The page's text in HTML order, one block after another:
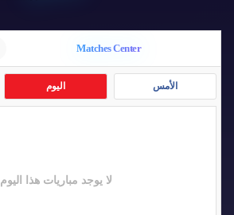
Matches Center
الأمس اليوم
لا يوجد مباريات هذا اليوم